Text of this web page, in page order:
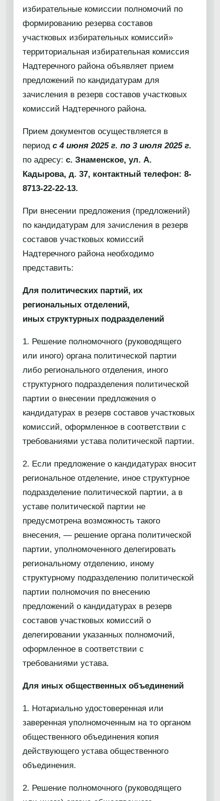
избирательные комиссии полномочий по
формированию резерва составов
участковых избирательных комиссий»
территориальная избирательная комиссия
Надтеречного района объявляет прием
предложений по кандидатурам для
зачисления в резерв составов участковых
комиссий Надтеречного района.
Прием документов осуществляется в
период с 4 июня 2025 г. по 3 июля 2025 г.
по адресу: с. Знаменское, ул. А.
Кадырова, д. 37, контактный телефон: 8-
8713-22-22-13.
При внесении предложения (предложений)
по кандидатурам для зачисления в резерв
составов участковых комиссий
Надтеречного района необходимо
представить:
Для политических партий, их
региональных отделений,
иных структурных подразделений
1. Решение полномочного (руководящего
или иного) органа политической партии
либо регионального отделения, иного
структурного подразделения политической
партии о внесении предложения о
кандидатурах в резерв составов участковых
комиссий, оформленное в соответствии с
требованиями устава политической партии.
2. Если предложение о кандидатурах вносит
региональное отделение, иное структурное
подразделение политической партии, а в
уставе политической партии не
предусмотрена возможность такого
внесения, — решение органа политической
партии, уполномоченного делегировать
региональному отделению, иному
структурному подразделению политической
партии полномочия по внесению
предложений о кандидатурах в резерв
составов участковых комиссий о
делегировании указанных полномочий,
оформленное в соответствии с
требованиями устава.
Для иных общественных объединений
1. Нотариально удостоверенная или
заверенная уполномоченным на то органом
общественного объединения копия
действующего устава общественного
объединения.
2. Решение полномочного (руководящего